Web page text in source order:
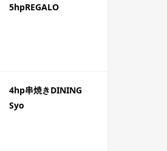
5hpREGALO
4hp串焼きDINING
Syo